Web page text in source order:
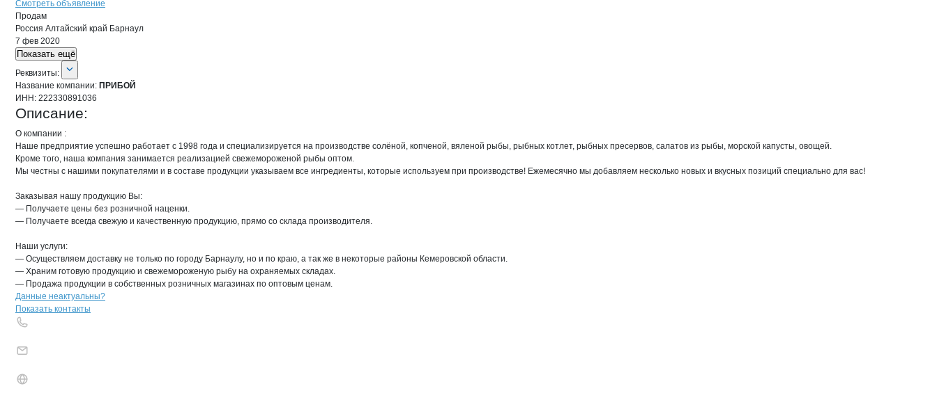
Смотреть объявление
Продам
Россия Алтайский край Барнаул
7 фев 2020
Показать ещё
О компании
Реквизиты
Реквизиты:
Название компании: ПРИБОЙ
ИНН: 222330891036
Описание:
О компании :
Наше предприятие успешно работает с 1998 года и специализируется на производстве солёной, копченой, вяленой рыбы, рыбных котлет, рыбных пресервов, салатов из рыбы, морской капусты, овощей.
Кроме того, наша компания занимается реализацией свежемороженой рыбы оптом.
Мы честны с нашими покупателями и в составе продукции указываем все ингредиенты, которые используем при производстве! Ежемесячно мы добавляем несколько новых и вкусных позиций специально для вас!
Заказывая нашу продукцию Вы:
— Получаете цены без розничной наценки.
— Получаете всегда свежую и качественную продукцию, прямо со склада производителя.
Наши услуги:
— Осуществляем доставку не только по городу Барнаулу, но и по краю, а так же в некоторые районы Кемеровской области.
— Храним готовую продукцию и свежемороженую рыбу на охраняемых складах.
— Продажа продукции в собственных розничных магазинах по оптовым ценам.
Контактыкомпании
+7(800)000-00-..
Данные неактуальны?
Показать контакты